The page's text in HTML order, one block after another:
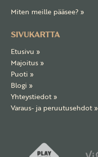
Miten meille pääsee? »
SIVUKARTTA
Etusivu »
Majoitus »
Puoti »
Blogi »
Yhteystiedot »
Varaus- ja peruutusehdot »